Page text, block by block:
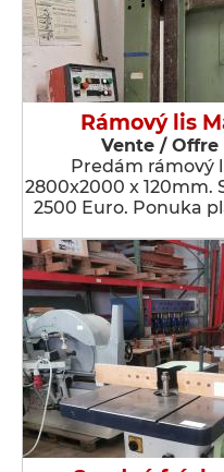
Rámový lis
Vente / Offre
Predám rámový
2800x2000 x 120mm.
2500 Euro. Ponuka